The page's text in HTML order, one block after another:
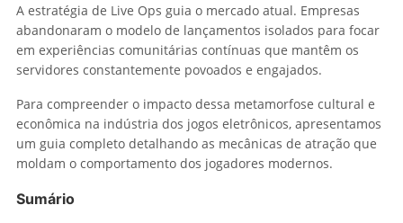
A estratégia de Live Ops guia o mercado atual. Empresas
abandonaram o modelo de lançamentos isolados para focar
em experiências comunitárias contínuas que mantêm os
servidores constantemente povoados e engajados.
Para compreender o impacto dessa metamorfose cultural e
econômica na indústria dos jogos eletrônicos, apresentamos
um guia completo detalhando as mecânicas de atração que
moldam o comportamento dos jogadores modernos.
Sumário